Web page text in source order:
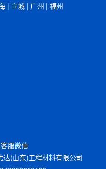
| 宣城 | 广州 | 福州
服微信
(山东)工程材料有限公司